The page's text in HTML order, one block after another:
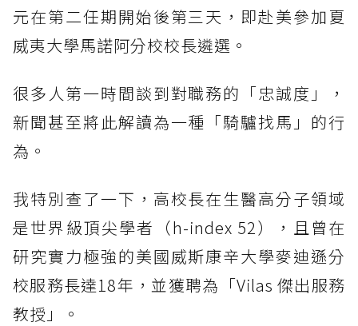
元在第二任期開始後第三天，即赴美參加夏
威夷大學馬諾阿分校校長遴選。
很多人第一時間談到對職務的「忠誠度」，
新聞甚至將此解讀為一種「騎驢找馬」的行
為。
我特別查了一下，高校長在生醫高分子領域
是世界級頂尖學者（h-index 52），且曾在
研究實力極強的美國威斯康辛大學麥迪遜分
校服務長達18年，並獲聘為「Vilas 傑出服務
教授」。